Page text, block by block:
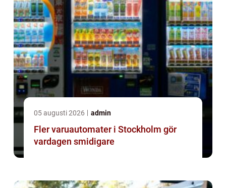
05 augusti 2026 admin
Fler varuautomater i Stockholm gör
vardagen smidigare